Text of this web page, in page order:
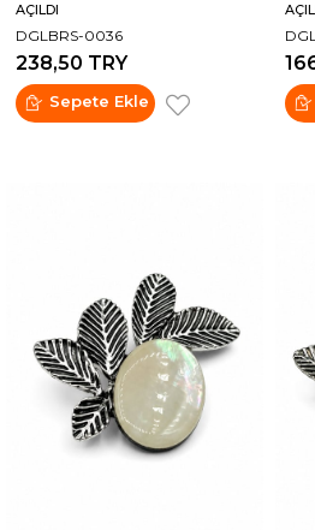
AÇILDI
DGLBRS-0036
238,50 TRY
Sepete Ekle